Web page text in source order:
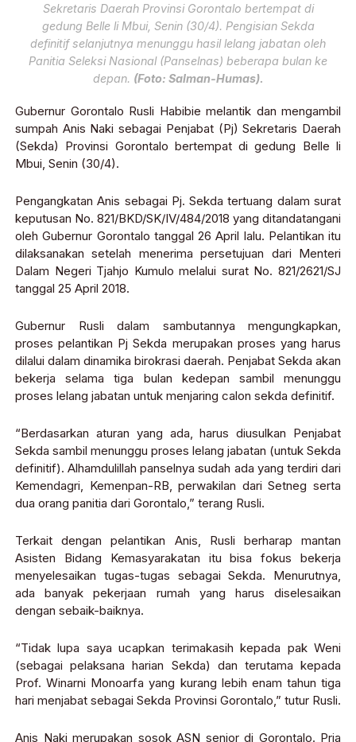
Sekretaris Daerah Provinsi Gorontalo bertempat di
gedung Belle li Mbui, Senin (30/4). Pengisian Sekda
definitif selanjutnya menunggu hasil lelang jabatan oleh
Panitia Seleksi Nasional (Panselnas) beberapa bulan ke
depan. (Foto: Salman-Humas).
Gubernur Gorontalo Rusli Habibie melantik dan mengambil
sumpah Anis Naki sebagai Penjabat (Pj) Sekretaris Daerah
(Sekda) Provinsi Gorontalo bertempat di gedung Belle li
Mbui, Senin (30/4).
Pengangkatan Anis sebagai Pj. Sekda tertuang dalam surat
keputusan No. 821/BKD/SK/IV/484/2018 yang ditandatangani
oleh Gubernur Gorontalo tanggal 26 April lalu. Pelantikan itu
dilaksanakan setelah menerima persetujuan dari Menteri
Dalam Negeri Tjahjo Kumulo melalui surat No. 821/2621/SJ
tanggal 25 April 2018.
Gubernur Rusli dalam sambutannya mengungkapkan,
proses pelantikan Pj Sekda merupakan proses yang harus
dilalui dalam dinamika birokrasi daerah. Penjabat Sekda akan
bekerja selama tiga bulan kedepan sambil menunggu
proses lelang jabatan untuk menjaring calon sekda definitif.
“Berdasarkan aturan yang ada, harus diusulkan Penjabat
Sekda sambil menunggu proses lelang jabatan (untuk Sekda
definitif). Alhamdulillah panselnya sudah ada yang terdiri dari
Kemendagri, Kemenpan-RB, perwakilan dari Setneg serta
dua orang panitia dari Gorontalo,” terang Rusli.
Terkait dengan pelantikan Anis, Rusli berharap mantan
Asisten Bidang Kemasyarakatan itu bisa fokus bekerja
menyelesaikan tugas-tugas sebagai Sekda. Menurutnya,
ada banyak pekerjaan rumah yang harus diselesaikan
dengan sebaik-baiknya.
“Tidak lupa saya ucapkan terimakasih kepada pak Weni
(sebagai pelaksana harian Sekda) dan terutama kepada
Prof. Winarni Monoarfa yang kurang lebih enam tahun tiga
hari menjabat sebagai Sekda Provinsi Gorontalo,” tutur Rusli.
Anis Naki merupakan sosok ASN senior di Gorontalo. Pria